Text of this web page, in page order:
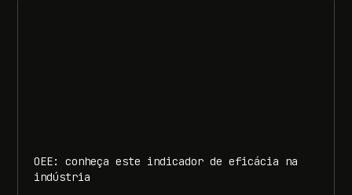
OEE: conheça este indicador de eficácia na
indústria